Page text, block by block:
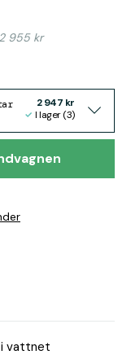
955 kr
2 947 kr
I lager (3)
vattnet